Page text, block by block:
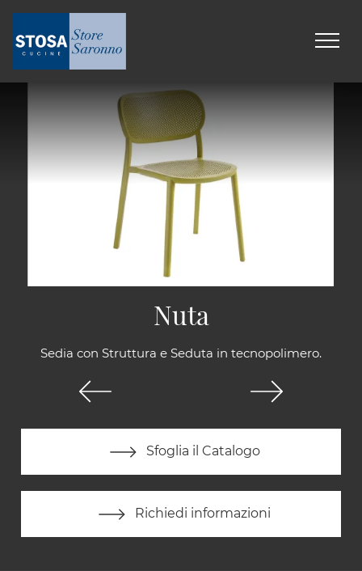
Sedia con Struttura e Seduta in tecnopolimero.
Sfoglia il Catalogo
Richiedi informazioni
Nuta